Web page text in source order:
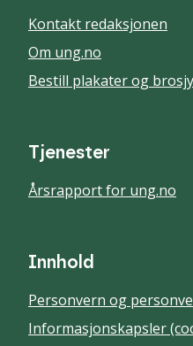
Kontakt redaksjonen
Om ung.no
Bestill plakater og
Tjenester
Årsrapport for ung.no
Innhold
Personvern og
Informasjonskapsler